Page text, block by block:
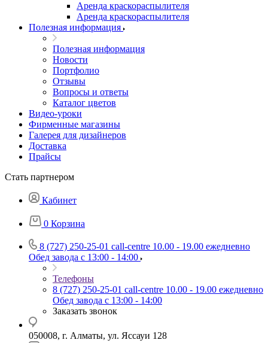
Аренда краскораспылителя
Аренда краскораспылителя
Полезная информация
Полезная информация
Новости
Портфолио
Отзывы
Вопросы и ответы
Каталог цветов
Видео-уроки
Фирменные магазины
Галерея для дизайнеров
Доставка
Прайсы
Стать партнером
Кабинет
0 Корзина
8 (727) 250-25-01 call-centre 10.00 - 19.00 ежедневно
Обед завода с 13:00 - 14:00
Телефоны
8 (727) 250-25-01 call-centre 10.00 - 19.00 ежедневно
Обед завода с 13:00 - 14:00
Заказать звонок
050008, г. Алматы, ул. Яссауи 128